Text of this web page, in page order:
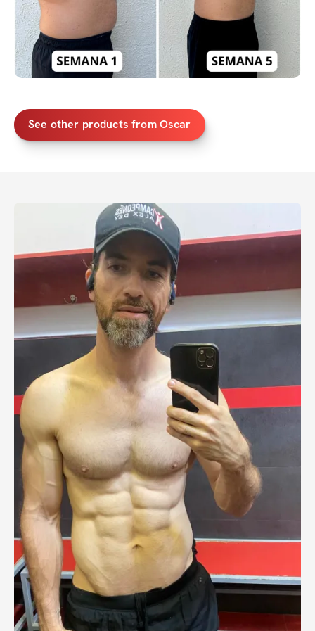
See other products from Oscar